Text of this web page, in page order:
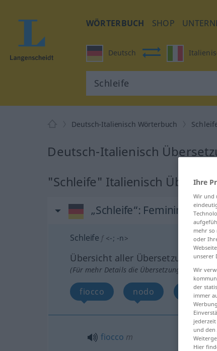
WÖRTERBUCH SHOP
Deutsch
Deutsch-Italienisch Wörterbuch
Deutsch-Italienisch
"Schleife" Italienisch
„Schleife“: Femininum
Schleife f <-; -n>
Übersicht aller Übersetzungen
(Für mehr Details die Übersetzung
fiocco nodo svolta,
fiocco m
Ihre
Wir und
mehr so
oder
unserer
Wir
der
immer
und den
Hier